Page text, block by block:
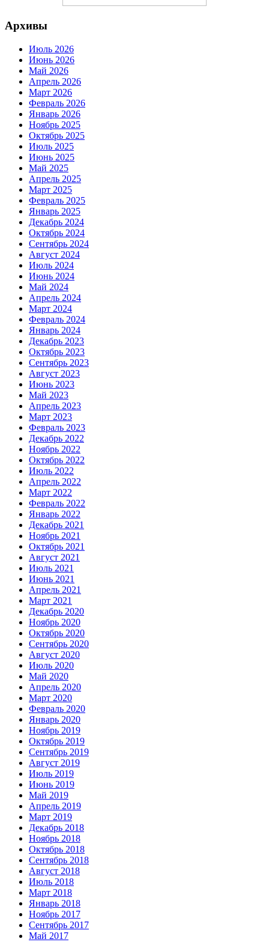
Архивы
Июль 2026
Июнь 2026
Май 2026
Апрель 2026
Март 2026
Февраль 2026
Январь 2026
Ноябрь 2025
Октябрь 2025
Июль 2025
Июнь 2025
Май 2025
Апрель 2025
Март 2025
Февраль 2025
Январь 2025
Декабрь 2024
Октябрь 2024
Сентябрь 2024
Август 2024
Июль 2024
Июнь 2024
Май 2024
Апрель 2024
Март 2024
Февраль 2024
Январь 2024
Декабрь 2023
Октябрь 2023
Сентябрь 2023
Август 2023
Июнь 2023
Май 2023
Апрель 2023
Март 2023
Февраль 2023
Декабрь 2022
Ноябрь 2022
Октябрь 2022
Июль 2022
Апрель 2022
Март 2022
Февраль 2022
Январь 2022
Декабрь 2021
Ноябрь 2021
Октябрь 2021
Август 2021
Июль 2021
Июнь 2021
Апрель 2021
Март 2021
Декабрь 2020
Ноябрь 2020
Октябрь 2020
Сентябрь 2020
Август 2020
Июль 2020
Май 2020
Апрель 2020
Март 2020
Февраль 2020
Январь 2020
Ноябрь 2019
Октябрь 2019
Сентябрь 2019
Август 2019
Июль 2019
Июнь 2019
Май 2019
Апрель 2019
Март 2019
Декабрь 2018
Ноябрь 2018
Октябрь 2018
Сентябрь 2018
Август 2018
Июль 2018
Март 2018
Январь 2018
Ноябрь 2017
Сентябрь 2017
Май 2017